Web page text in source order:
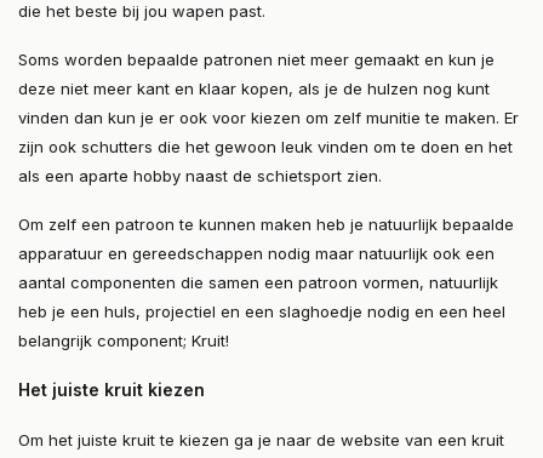
die het beste bij jou wapen past.
Soms worden bepaalde patronen niet meer gemaakt en kun je
deze niet meer kant en klaar kopen, als je de hulzen nog kunt
vinden dan kun je er ook voor kiezen om zelf munitie te maken. Er
zijn ook schutters die het gewoon leuk vinden om te doen en het
als een aparte hobby naast de schietsport zien.
Om zelf een patroon te kunnen maken heb je natuurlijk bepaalde
apparatuur en gereedschappen nodig maar natuurlijk ook een
aantal componenten die samen een patroon vormen, natuurlijk
heb je een huls, projectiel en een slaghoedje nodig en een heel
belangrijk component; Kruit!
Het juiste kruit kiezen
Om het juiste kruit te kiezen ga je naar de website van een kruit